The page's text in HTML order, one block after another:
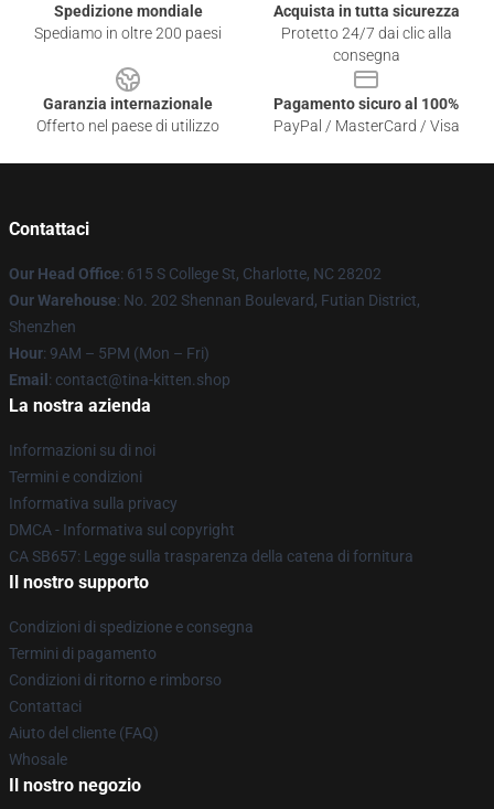
Spedizione mondiale
Spediamo in oltre 200 paesi
Acquista in tutta sicurezza
Protetto 24/7 dai clic alla
consegna
Garanzia internazionale
Offerto nel paese di utilizzo
Pagamento sicuro al 100%
PayPal / MasterCard / Visa
Contattaci
Our Head Office: 615 S College St, Charlotte, NC 28202
Our Warehouse: No. 202 Shennan Boulevard, Futian District,
Shenzhen
Hour: 9AM – 5PM (Mon – Fri)
Email : contact@tina-kitten.shop
La nostra azienda
Informazioni su di noi
Termini e condizioni
Informativa sulla privacy
DMCA - Informativa sul copyright
CA SB657: Legge sulla trasparenza della catena di fornitura
Il nostro supporto
Condizioni di spedizione e consegna
Termini di pagamento
Condizioni di ritorno e rimborso
Contattaci
Aiuto del cliente (FAQ)
Whosale
Il nostro negozio